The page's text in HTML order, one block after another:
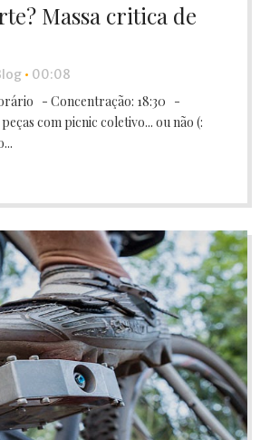
Massa critica de
• 00:08
- Concentração: 18:30 -
com picnic coletivo... ou não (: